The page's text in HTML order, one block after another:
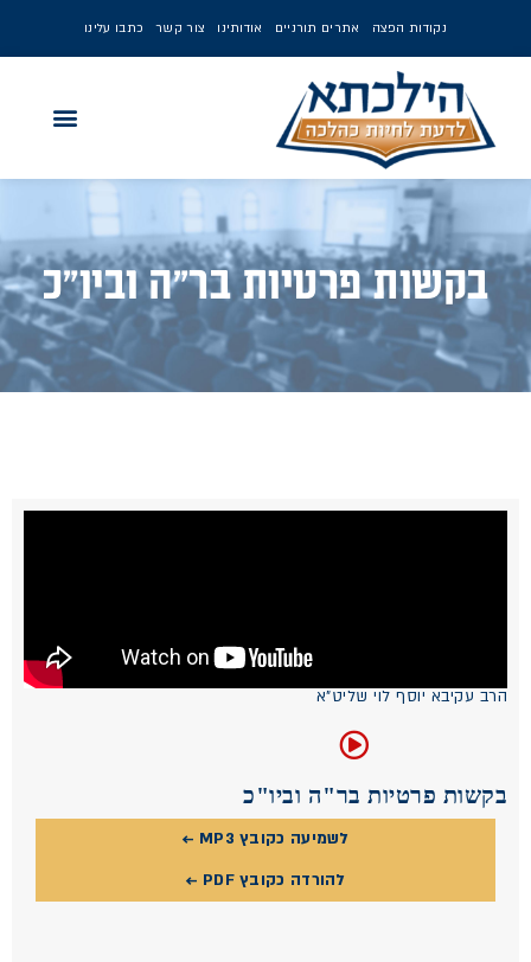
נקודות הפצה אתרים תורניים אודותינו צור קשר כתבו עלינו
בקשות פרטיות בר"ה וביו"כ
הרב עקיבא יוסף לוי שליט"א
בקשות פרטיות בר"ה וביו"כ
לשמיעה כקובץ MP3 ←
להורדה כקובץ PDF ←